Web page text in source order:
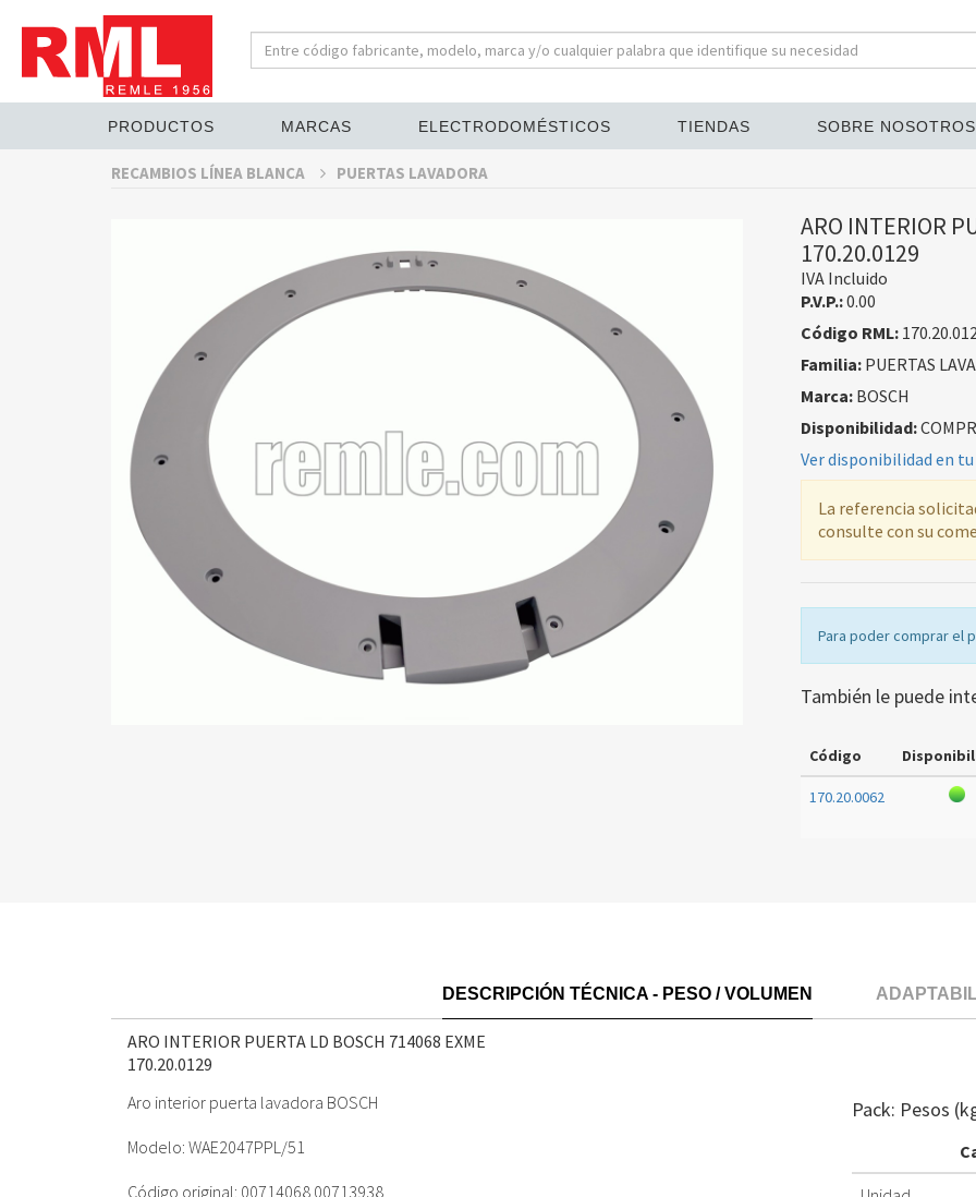
PRODUCTOS MARCAS ELECTRODOMÉSTICOS TIENDAS SOBRE NOSOTROS
RECAMBIOS LÍNEA BLANCA PUERTAS LAVADORA
ARO INTERIOR
170.20.0129
IVA Incluido
P.V.P.:0.00
Código RML:
Familia:PUERTAS
Marca:BOSCH
Disponibilidad:
Ver disponibilidad en
La referencia
consulte con su
Para poder comprar el
También le puede
Código
170.20.0062
DESCRIPCIÓN TÉCNICA - PESO / VOLUMEN
ARO INTERIOR PUERTA LD BOSCH 714068 EXME
170.20.0129
Aro interior puerta lavadora BOSCH
Modelo: WAE2047PPL/51
Código original: 00714068 00713938
Pack: Pesos